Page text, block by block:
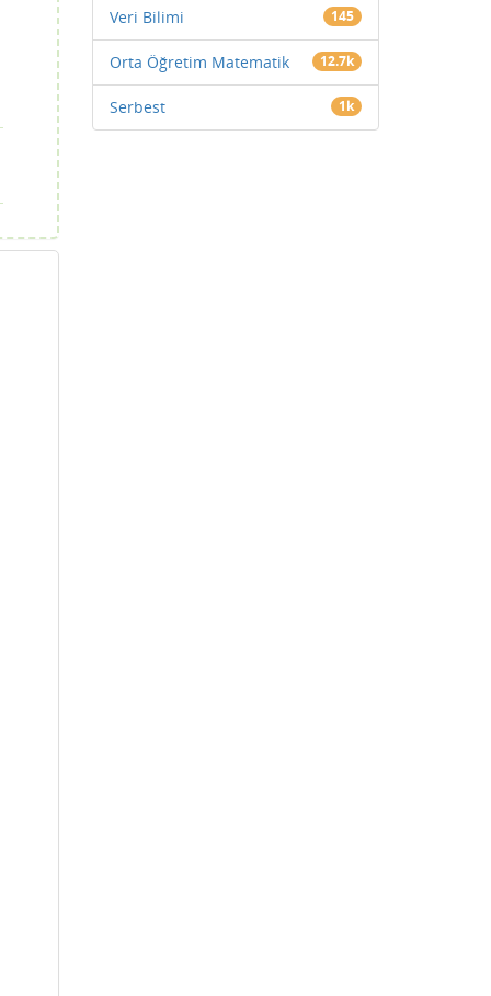
Veri Bilimi 145
Orta Öğretim Matematik 12.7k
Serbest 1k